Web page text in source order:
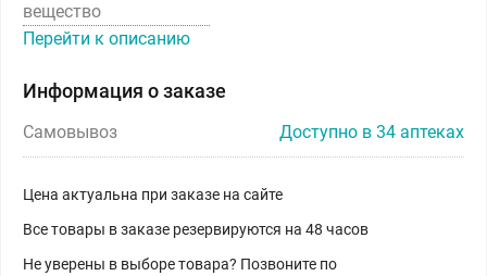
вещество
Перейти к описанию
Информация о заказе
Самовывоз Доступно в 34 аптеках
Цена актуальна при заказе на сайте
Все товары в заказе резервируются на 48 часов
Не уверены в выборе товара? Позвоните по